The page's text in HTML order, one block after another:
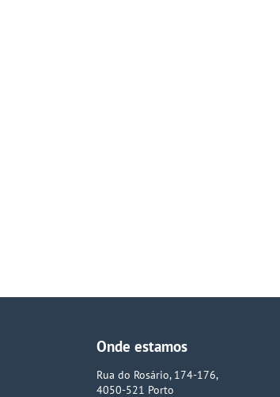
Onde estamos
Rua do Rosário, 174-176,
4050-521 Porto